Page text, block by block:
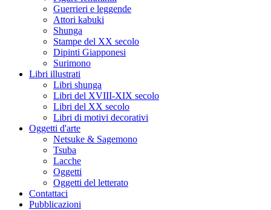
Guerrieri e leggende
Attori kabuki
Shunga
Stampe del XX secolo
Dipinti Giapponesi
Surimono
Libri illustrati
Libri shunga
Libri del XVIII-XIX secolo
Libri del XX secolo
Libri di motivi decorativi
Oggetti d'arte
Netsuke & Sagemono
Tsuba
Lacche
Oggetti
Oggetti del letterato
Contattaci
Pubblicazioni